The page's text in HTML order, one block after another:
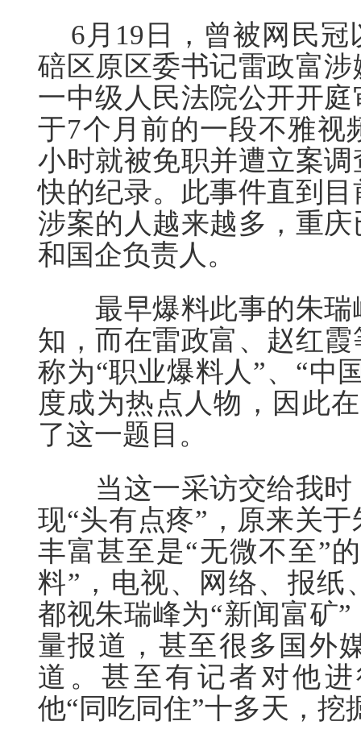
6月19日，曾被网民冠
碚区原区委书记雷政富
一中级人民法院公开开
于7个月前的一段不雅视
小时就被免职并遭立案
快的纪录。此事件直到
涉案的人越来越多，重
和国企负责人。
最早爆料此事的朱瑞
知，而在雷政富、赵红
称为“职业爆料人”、“中
度成为热点人物，因此
了这一题目。
当这一采访交给我时
现“头有点疼”，原来关
丰富甚至是“无微不至”
料”，电视、网络、报纸
都视朱瑞峰为“新闻富矿
量报道，甚至很多国外
道。甚至有记者对他
他“同吃同住”十多天，挖